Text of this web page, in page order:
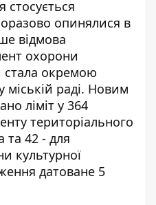
стосується
опинялися в
відмова
охорони
стала окремою
раді. Новим
ліміт у 364
територіального
та 42 - для
культурної
датоване 5